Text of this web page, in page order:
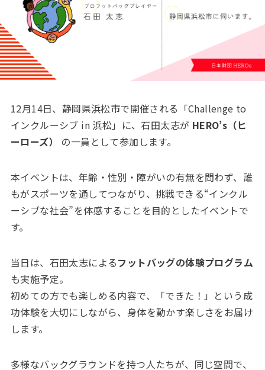
12月14日、静岡県浜松市で開催される「Challenge to
インクルーシブ in 浜松」に、石田太志が HERO’s（ヒ
ーローズ）
の一員として参加します。
本イベントは、年齢・性別・障がいの有無を問わず、誰
もがスポーツを通してつながり、挑戦できる“インクル
ーシブな社会”を体感することを目的としたイベントで
す。
当日は、石田太志によるフットバッグの体験プログラム
も実施予定。
初めての方でも楽しめる内容で、「できた！」という成
功体験を大切にしながら、身体を動かす楽しさをお届け
します。
多様なバックグラウンドを持つ人たちが、同じ空間で、